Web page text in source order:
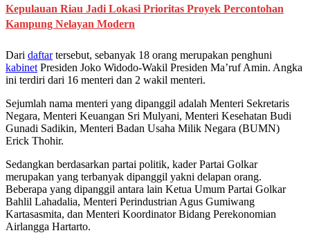
Kepulauan Riau Jadi Lokasi Prioritas Proyek Percontohan
Kampung Nelayan Modern
Dari daftartersebut, sebanyak 18 orang merupakan penghuni
kabinet Presiden Joko Widodo-Wakil Presiden Ma’ruf Amin. Angka
ini terdiri dari 16 menteri dan 2 wakil menteri.
Sejumlah nama menteri yang dipanggil adalah Menteri Sekretaris
Negara, Menteri Keuangan Sri Mulyani, Menteri Kesehatan Budi
Gunadi Sadikin, Menteri Badan Usaha Milik Negara (BUMN)
Erick Thohir.
Sedangkan berdasarkan partai politik, kader Partai Golkar
merupakan yang terbanyak dipanggil yakni delapan orang.
Beberapa yang dipanggil antara lain Ketua Umum Partai Golkar
Bahlil Lahadalia, Menteri Perindustrian Agus Gumiwang
Kartasasmita, dan Menteri Koordinator Bidang Perekonomian
Airlangga Hartarto.